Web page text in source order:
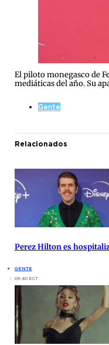
El piloto monegasco de
mediáticas del año. Su
Gente
Relacionados
Perez Hilton es
GENTE
09:40 ECT